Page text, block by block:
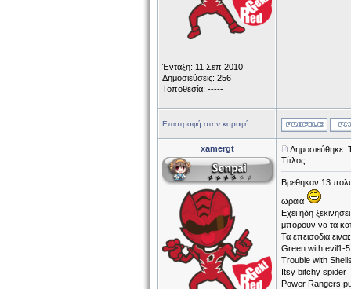
Ένταξη: 11 Σεπ 2010
Δημοσιεύσεις: 256
Τοποθεσία: -----
Επιστροφή στην κορυφή
xamergt
Δημοσιεύθηκε:
Τίτλος:
Βρεθηκαν 13
ωραια
Εχει ηδη
μπορουν να τα
Τα επεισοδια ειναι:
Green with evil1-5
Trouble with
Itsy bitchy spider
Power Rangers